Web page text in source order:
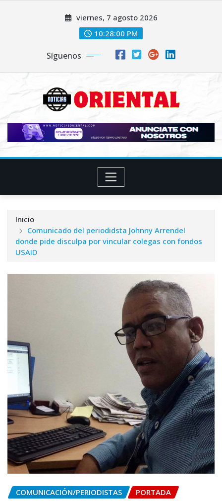
viernes, 7 agosto 2026
10:28:01 PM
Síguenos
Inicio
Comunicado del periodidsta Johnny Arrendel
donde pide disculpa por vincular colegas con fondos
USAID
COMUNICACIÓN/PERIODISTAS PORTADA